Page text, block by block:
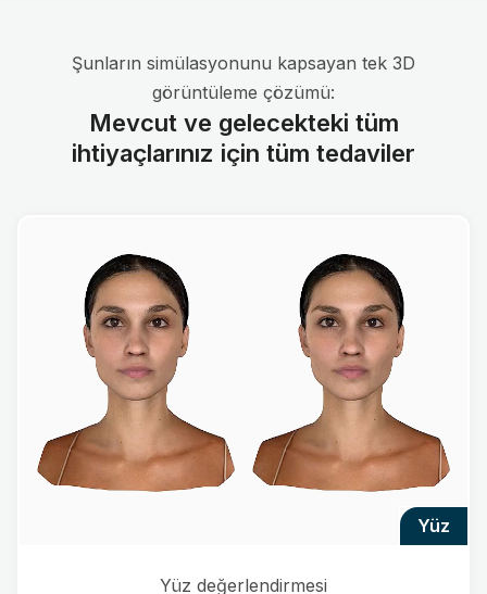
Şunların simülasyonunu kapsayan tek 3D
görüntüleme çözümü:
Mevcut ve gelecekteki tüm
ihtiyaçlarınız için tüm tedaviler
yüz
Yüz değerlendirmesi